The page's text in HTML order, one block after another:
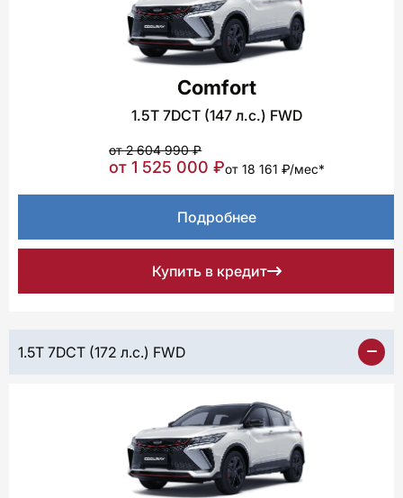
Comfort
1.5T 7DCT (147 л.с.) FWD
от 2 604 990 ₽
от 1 525 000 ₽от 18 161 ₽/мес*
Подробнее
Купить в кредит
1.5T 7DCT (172 л.с.) FWD